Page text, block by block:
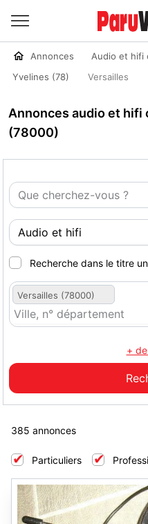
Annonces Audio et hifi
Yvelines (78)
Versailles
Annonces audio et hifi
(78000)
Recherche dans le titre
Versailles (78000)
+
385 annonces
Particuliers